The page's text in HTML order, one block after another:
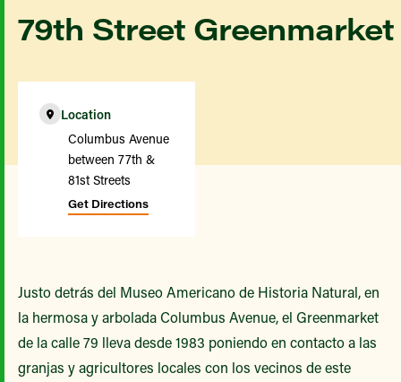
79th Street Greenmarket
Location
Columbus Avenue
between 77th &
81st Streets
Get Directions
Justo detrás del Museo Americano de Historia Natural, en
la hermosa y arbolada Columbus Avenue, el Greenmarket
de la calle 79 lleva desde 1983 poniendo en contacto a las
granjas y agricultores locales con los vecinos de este